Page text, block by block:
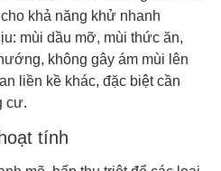
khả năng khử nhanh
mùi dầu mỡ, mùi thức ăn,
không gây ám mùi lên
liền kề khác, đặc biệt cần
cư.
tính